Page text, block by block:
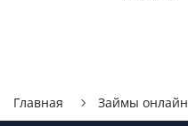
Главная Займы онлайн